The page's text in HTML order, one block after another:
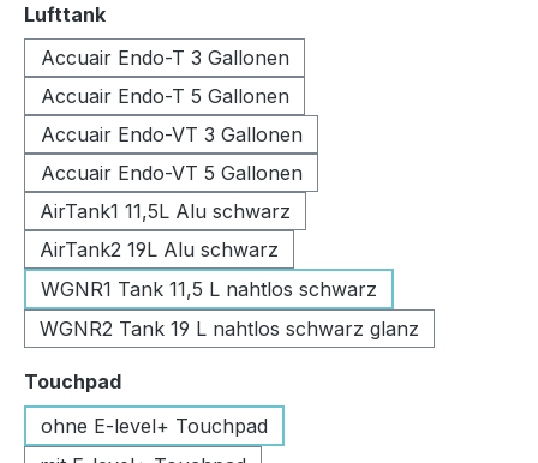
Lufttankauswählen
Accuair Endo-T 3 Gallonen
Accuair Endo-T 5 Gallonen
Accuair Endo-VT 3 Gallonen
Accuair Endo-VT 5 Gallonen
AirTank1 11,5L Alu schwarz
AirTank2 19L Alu schwarz
WGNR1 Tank 11,5 L nahtlos schwarz
WGNR2 Tank 19 L nahtlos schwarz glanz
Touchpadauswählen
ohne E-level+ Touchpad